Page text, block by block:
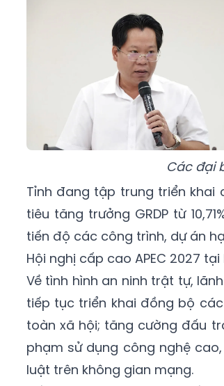
Các đại
Tỉnh đang tập trung triển
tiêu tăng trưởng GRDP từ
tiến độ các công trình, dự án
Hội nghị cấp cao APEC 2027 tại
Về tình hình an ninh trật tự,
tiếp tục triển khai đồng bộ
toàn xã hội; tăng cường đấu
phạm sử dụng công nghệ
luật trên không gian mạng.